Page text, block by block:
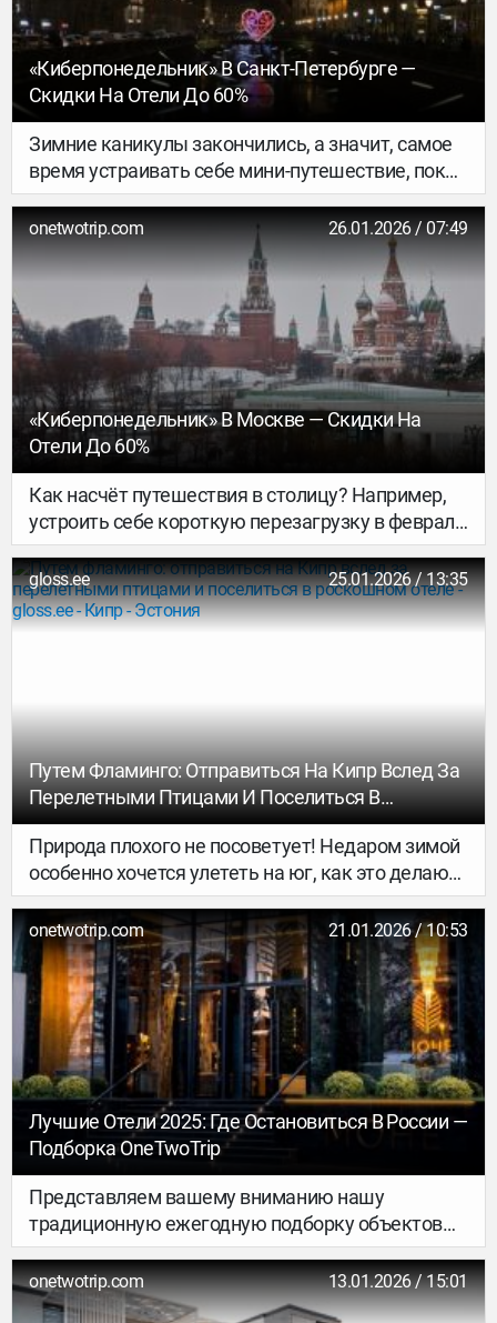
«Киберпонедельник» В Санкт-Петербурге —
Скидки На Отели До 60%
Зимние каникулы закончились, а значит, самое
время устраивать себе мини-путешествие, пока
нет толп туристов. А может, вы уже
задумываетесь о встрече весны в Петербурге
или в этом году хотите наконец-то осуществить
мечту и увидеть белые ночи?
onetwotrip.com 26.01.2026 / 07:49
«Киберпонедельник» В Москве — Скидки На
Отели До 60%
Как насчёт путешествия в столицу? Например,
устроить себе короткую перезагрузку в феврале
или весеннюю вылазку, а то летний отпуск.
Потому что сейчас — идеальное время для таких
планов. Ведь с 26 по 31 января 2026 года на
OneTwoTrip проходит «Киберпонедельник», а
gloss.ee 25.01.2026 / 13:35
Путем Фламинго: Отправиться На Кипр Вслед За
Перелетными Птицами И Поселиться В
Роскошном Отеле
Природа плохого не посоветует! Недаром зимой
особенно хочется улететь на юг, как это делают
птицы. Там теплое солнце, ласковое море и
множество чудес. Одно из них – соленые озёра
Ларнаки на Кипре. По легенде они появились из-
за святого Лазаря, который, проходя здесь и
мучимый жаждой, встретил хозяйку
виноградника и попросил у нее напиться, но та
отказала. И после ее отказа это место
превратилось в бесплодную соляную пустыню.
onetwotrip.com 21.01.2026 / 10:53
Лучшие Отели 2025: Где Остановиться В России —
Подборка OneTwoTrip
Представляем вашему вниманию нашу
традиционную ежегодную подборку объектов
размещения, которые получают высочайшие
оценки гостей и хвалебные отзывы. В этот раз
не только напомним о вечной пятизвёздочной
onetwotrip.com 13.01.2026 / 15:01